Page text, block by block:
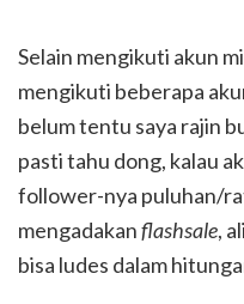
Selain mengikuti akun
mengikuti beberapa
belum tentu saya rajin
pasti tahu dong, kalau
follower-nya puluhan/
mengadakanflashsale,
bisa ludes dalam